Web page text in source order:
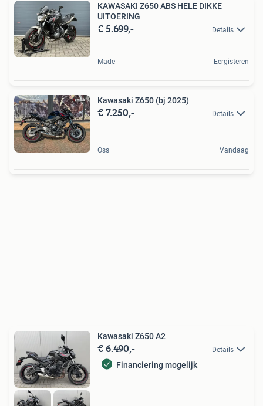
KAWASAKI Z650 ABS HELE DIKKE
UITOERING
€ 5.699,- Details
Made Eergisteren
Kawasaki Z650 (bj 2025)
€ 7.250,- Details
Oss Vandaag
Kawasaki Z650 A2
€ 6.490,- Details
Financiering mogelijk